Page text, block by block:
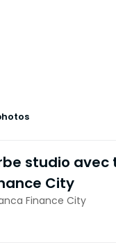
studio avec
City
Finance City